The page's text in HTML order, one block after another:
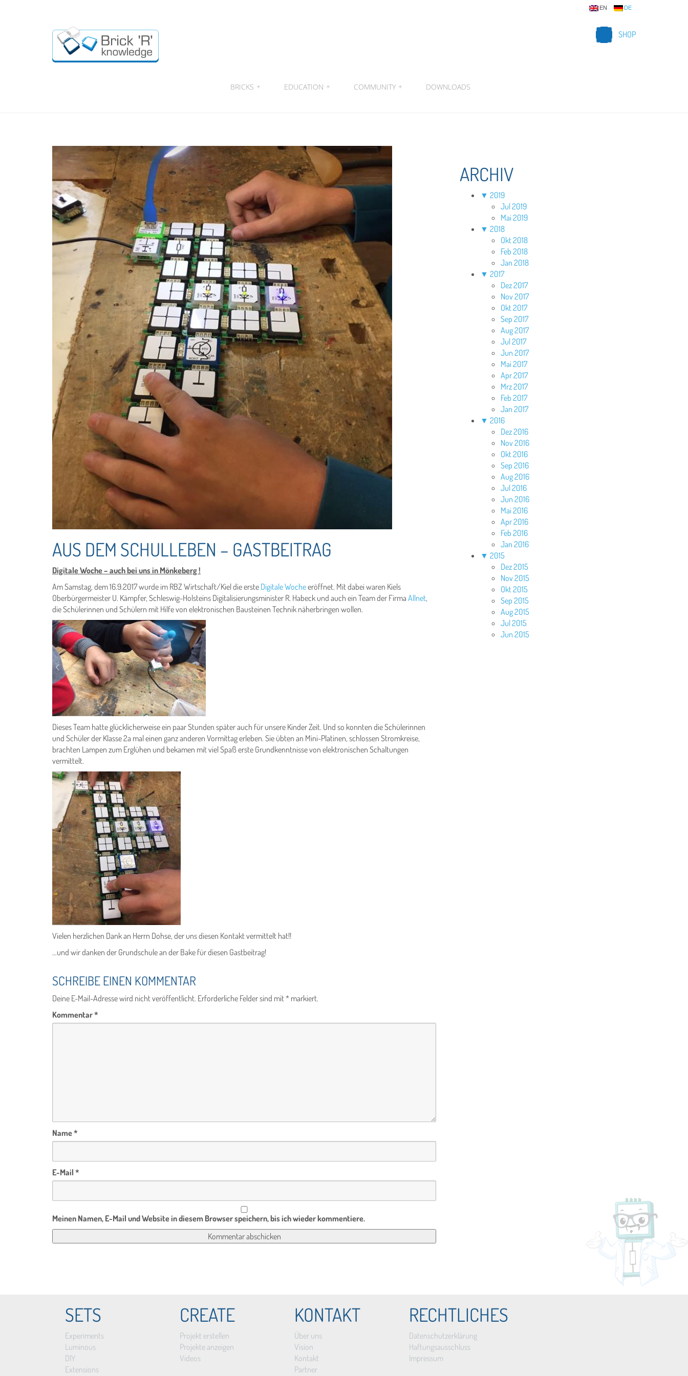
EN DE
SHOP
BRICKS + EDUCATION + COMMUNITY + DOWNLOADS
AUS DEM SCHULLEBEN – GASTBEITRAG
Digitale Woche – auch bei uns in Mönkeberg !
Am Samstag, dem 16.9.2017 wurde im RBZ Wirtschaft/Kiel die erste Digitale Wocheeröffnet. Mit dabei waren Kiels
Oberbürgermeister U. Kämpfer, Schleswig-Holsteins Digitalisierungsminister R. Habeck und auch ein Team der Firma Allnet,
die Schülerinnen und Schülern mit Hilfe von elektronischen Bausteinen Technik näherbringen wollen.
Dieses Team hatte glücklicherweise ein paar Stunden später auch für unsere Kinder Zeit. Und so konnten die Schülerinnen
und Schüler der Klasse 2a mal einen ganz anderen Vormittag erleben. Sie übten an Mini-Platinen, schlossen Stromkreise,
brachten Lampen zum Erglühen und bekamen mit viel Spaß erste Grundkenntnisse von elektronischen Schaltungen
vermittelt.
Vielen herzlichen Dank an Herrn Dohse, der uns diesen Kontakt vermittelt hat!!
…und wir danken der Grundschule an der Bake für diesen Gastbeitrag!
SCHREIBE EINEN KOMMENTAR
Deine E-Mail-Adresse wird nicht veröffentlicht. Erforderliche Felder sind mit* markiert.
Kommentar*
Name*
E-Mail *
Meinen Namen, E-Mail und Website in diesem Browser speichern, bis ich wieder kommentiere.
ARCHIV
▼ 2019
Jul 2019
Mai 2019
▼ 2018
Okt 2018
Feb 2018
Jan 2018
▼ 2017
Dez 2017
Nov 2017
Okt 2017
Sep 2017
Aug 2017
Jul 2017
Jun 2017
Mai 2017
Apr 2017
Mrz 2017
Feb 2017
Jan 2017
▼ 2016
Dez 2016
Nov 2016
Okt 2016
Sep 2016
Aug 2016
Jul 2016
Jun 2016
Mai 2016
Apr 2016
Feb 2016
Jan 2016
▼ 2015
Dez 2015
Nov 2015
Okt 2015
Sep 2015
Aug 2015
Jul 2015
Jun 2015
SETS
Experiments
Luminous
DIY
Extensions
CREATE
Projekt erstellen
Projekte anzeigen
Videos
KONTAKT
Über uns
Vision
Kontakt
Partner
RECHTLICHES
Datenschutzerklärung
Haftungsausschluss
Impressum